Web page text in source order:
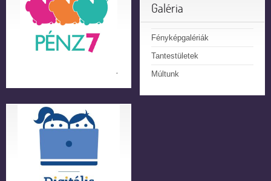
Galéria
Fényképgalériák
Tantestületek
Múltunk